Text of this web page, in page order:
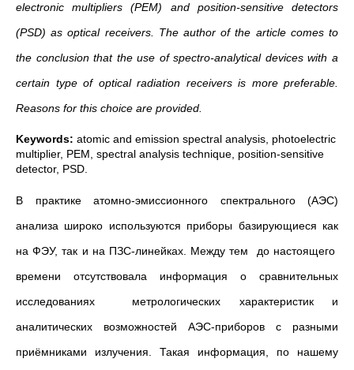
electronic multipliers (PEM) and position-sensitive detectors
(PSD) as optical receivers. The author of the article comes to
the conclusion that the use of spectro-analytical devices with a
certain type of optical radiation receivers is more preferable.
Reasons for this choice are provided.
Keywords: atomic and emission spectral analysis, photoelectric
multiplier, PEM, spectral analysis technique, position-sensitive
detector, PSD.
В практике атомно-эмиссионного спектрального (АЭС)
анализа широко используются приборы базирующиеся как
на ФЭУ, так и на ПЗС-линейках. Между тем до настоящего
времени отсутствовала информация о сравнительных
исследованиях метрологических характеристик и
аналитических возможностей АЭС-приборов с разными
приёмниками излучения. Такая информация, по нашему